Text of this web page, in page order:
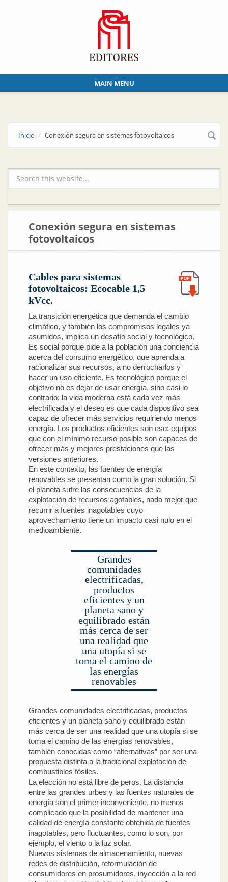
MAIN MENU
Inicio Conexión segura en sistemas fotovoltaicos
Formulario de búsqueda
Conexión segura en sistemas
fotovoltaicos
Cables para sistemas
fotovoltaicos: Ecocable 1,5
kVcc.
La transición energética que demanda el cambio
climático, y también los compromisos legales ya
asumidos, implica un desafío social y tecnológico.
Es social porque pide a la población una conciencia
acerca del consumo energético, que aprenda a
racionalizar sus recursos, a no derrocharlos y
hacer un uso eficiente. Es tecnológico porque el
objetivo no es dejar de usar energía, sino casi lo
contrario: la vida moderna está cada vez más
electrificada y el deseo es que cada dispositivo sea
capaz de ofrecer más servicios requiriendo menos
energía. Los productos eficientes son eso: equipos
que con el mínimo recurso posible son capaces de
ofrecer más y mejores prestaciones que las
versiones anteriores.
En este contexto, las fuentes de energía
renovables se presentan como la gran solución. Si
el planeta sufre las consecuencias de la
explotación de recursos agotables, nada mejor que
recurrir a fuentes inagotables cuyo
aprovechamiento tiene un impacto casi nulo en el
medioambiente.
Grandes
comunidades
electrificadas,
productos
eficientes y un
planeta sano y
equilibrado están
más cerca de ser
una realidad que
una utopía si se
toma el camino de
las energías
renovables
Grandes comunidades electrificadas, productos
eficientes y un planeta sano y equilibrado están
más cerca de ser una realidad que una utopía si se
toma el camino de las energías renovables,
también conocidas como “alternativas” por ser una
propuesta distinta a la tradicional explotación de
combustibles fósiles.
La elección no está libre de peros. La distancia
entre las grandes urbes y las fuentes naturales de
energía son el primer inconveniente, no menos
complicado que la posibilidad de mantener una
calidad de energía constante obtenida de fuentes
inagotables, pero fluctuantes, como lo son, por
ejemplo, el viento o la luz solar.
Nuevos sistemas de almacenamiento, nuevas
redes de distribución, reformulación de
consumidores en prosumidores, inyección a la red